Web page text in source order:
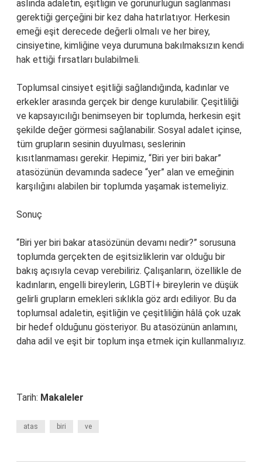
aslında adaletin, eşitliğin ve görünürlüğün sağlanması
gerektiği gerçeğini bir kez daha hatırlatıyor. Herkesin
emeği eşit derecede değerli olmalı ve her birey,
cinsiyetine, kimliğine veya durumuna bakılmaksızın kendi
hak ettiği fırsatları bulabilmeli.
Toplumsal cinsiyet eşitliği sağlandığında, kadınlar ve
erkekler arasında gerçek bir denge kurulabilir. Çeşitliliği
ve kapsayıcılığı benimseyen bir toplumda, herkesin eşit
şekilde değer görmesi sağlanabilir. Sosyal adalet içinse,
tüm grupların sesinin duyulması, seslerinin
kısıtlanmaması gerekir. Hepimiz, “Biri yer biri bakar”
atasözünün devamında sadece “yer” alan ve emeğinin
karşılığını alabilen bir toplumda yaşamak istemeliyiz.
Sonuç
“Biri yer biri bakar atasözünün devamı nedir?” sorusuna
toplumda gerçekten de eşitsizliklerin var olduğu bir
bakış açısıyla cevap verebiliriz. Çalışanların, özellikle de
kadınların, engelli bireylerin, LGBTİ+ bireylerin ve düşük
gelirli grupların emekleri sıklıkla göz ardı ediliyor. Bu da
toplumsal adaletin, eşitliğin ve çeşitliliğin hâlâ çok uzak
bir hedef olduğunu gösteriyor. Bu atasözünün anlamını,
daha adil ve eşit bir toplum inşa etmek için kullanmalıyız.
Tarih: Makaleler
atas biri ve